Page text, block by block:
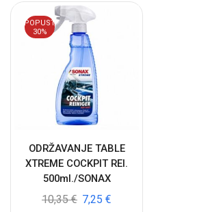
POPUST
30%
ODRŽAVANJE TABLE
XTREME COCKPIT REI.
500ml./SONAX
10,35€ 7,25 €